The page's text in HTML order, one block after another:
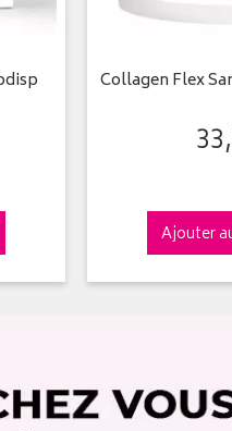
Collagen Flex
33,
Ajouter